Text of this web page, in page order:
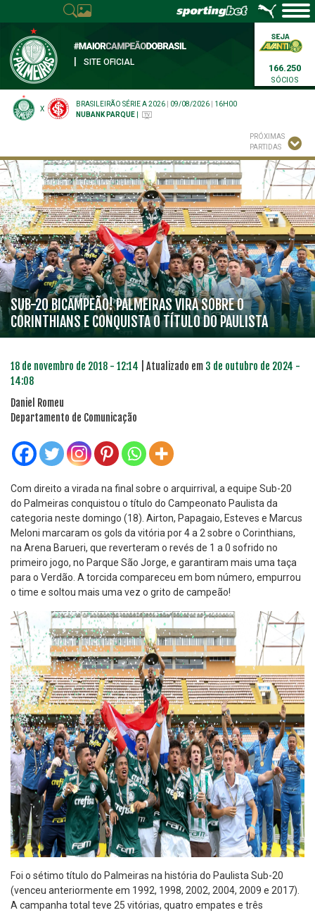
SITE OFICIAL
166.250
SÓCIOS
X
BRASILEIRÃO SÉRIE A 2026 09/08/2026
16H00
NUBANK PARQUE
PRÓXIMAS
PARTIDAS
SUB-20 BICAMPEÃO! PALMEIRAS VIRA SOBRE O
CORINTHIANS E CONQUISTA O TÍTULO DO PAULISTA
18 de novembro de 2018 - 12:14 | Atualizado em 3 de outubro de 2024 -
14:08
Daniel Romeu
Departamento de Comunicação
Com direito a virada na final sobre o arquirrival, a equipe Sub-20
do Palmeiras conquistou o título do Campeonato Paulista da
categoria neste domingo (18). Airton, Papagaio, Esteves e Marcus
Meloni marcaram os gols da vitória por 4 a 2 sobre o Corinthians,
na Arena Barueri, que reverteram o revés de 1 a 0 sofrido no
primeiro jogo, no Parque São Jorge, e garantiram mais uma taça
para o Verdão. A torcida compareceu em bom número, empurrou
o time e soltou mais uma vez o grito de campeão!
Foi o sétimo título do Palmeiras na história do Paulista Sub-20
(venceu anteriormente em 1992, 1998, 2002, 2004, 2009 e 2017).
A campanha total teve 25 vitórias, quatro empates e três